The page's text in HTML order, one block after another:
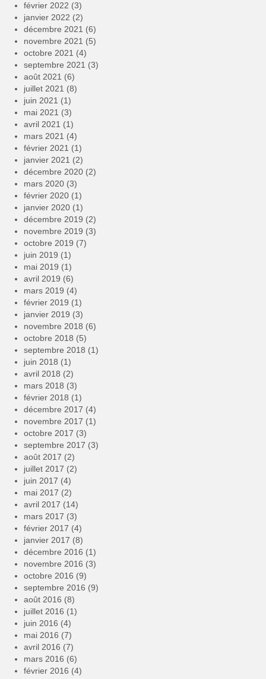
février 2022 (3)
janvier 2022 (2)
décembre 2021 (6)
novembre 2021 (5)
octobre 2021 (4)
septembre 2021 (3)
août 2021 (6)
juillet 2021 (8)
juin 2021 (1)
mai 2021 (3)
avril 2021 (1)
mars 2021 (4)
février 2021 (1)
janvier 2021 (2)
décembre 2020 (2)
mars 2020 (3)
février 2020 (1)
janvier 2020 (1)
décembre 2019 (2)
novembre 2019 (3)
octobre 2019 (7)
juin 2019 (1)
mai 2019 (1)
avril 2019 (6)
mars 2019 (4)
février 2019 (1)
janvier 2019 (3)
novembre 2018 (6)
octobre 2018 (5)
septembre 2018 (1)
juin 2018 (1)
avril 2018 (2)
mars 2018 (3)
février 2018 (1)
décembre 2017 (4)
novembre 2017 (1)
octobre 2017 (3)
septembre 2017 (3)
août 2017 (2)
juillet 2017 (2)
juin 2017 (4)
mai 2017 (2)
avril 2017 (14)
mars 2017 (3)
février 2017 (4)
janvier 2017 (8)
décembre 2016 (1)
novembre 2016 (3)
octobre 2016 (9)
septembre 2016 (9)
août 2016 (8)
juillet 2016 (1)
juin 2016 (4)
mai 2016 (7)
avril 2016 (7)
mars 2016 (6)
février 2016 (4)